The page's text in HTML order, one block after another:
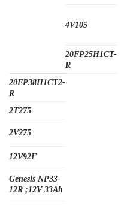
4V105
20FP25H1CT-
R
20FP38H1CT2-
R
2T275
2V275
12V92F
Genesis NP33-
12R ;12V 33Ah